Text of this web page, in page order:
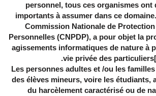
personnel, tous ces organismes ont
importants à assumer dans ce
Commission Nationale de
Personnelles (CNPDP), a pour objet la
agissements informatiques de nature à
vie privée des particuliers
.
-Les personnes adultes et /ou les
des élèves mineurs, voire les étudiants,
du harcèlement caractérisé ou de